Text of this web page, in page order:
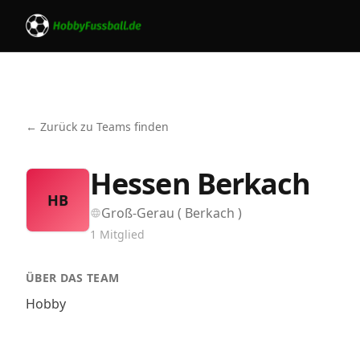
← Zurück zu Teams finden
HB Hessen Berkach
Groß-Gerau ( Berkach )
1 Mitglied
ÜBER DAS TEAM
Hobby